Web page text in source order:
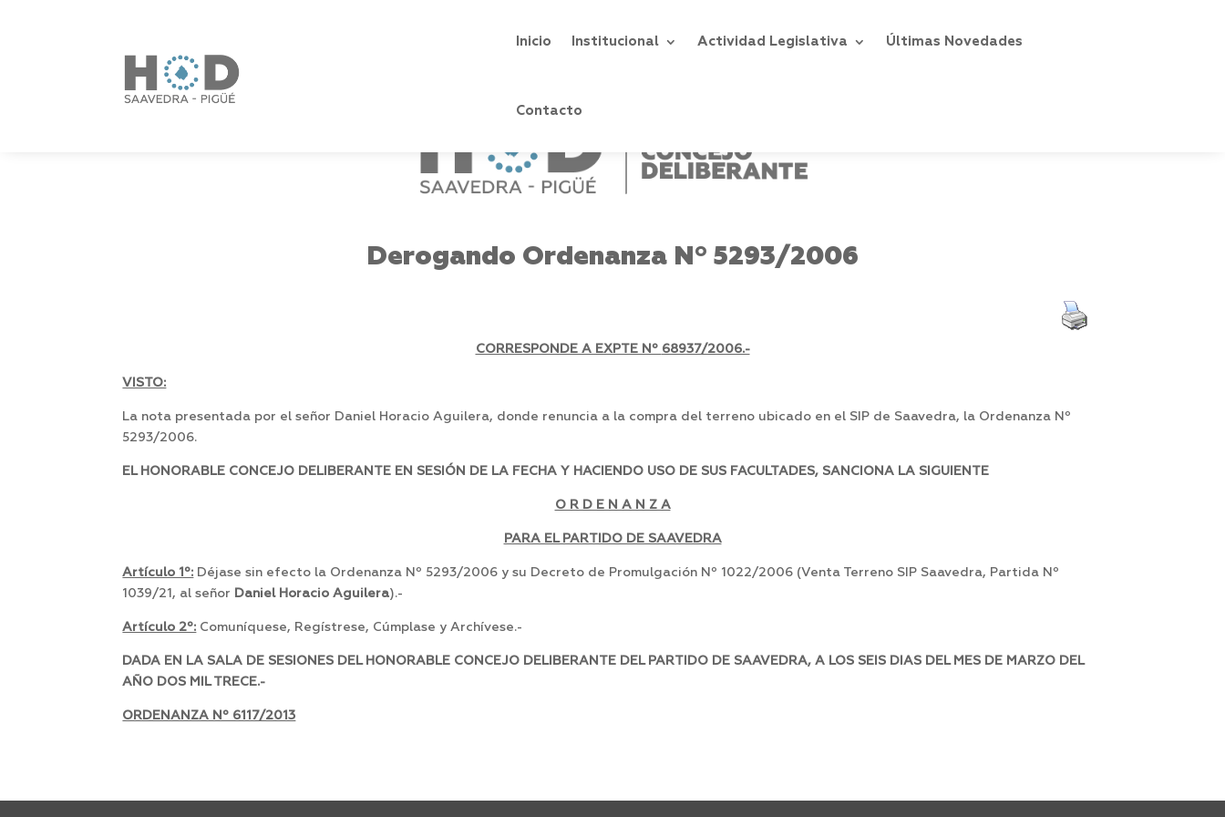
Inicio Institucional Actividad Legislativa Últimas Novedades
Contacto
Derogando Ordenanza Nº 5293/2006
CORRESPONDE A EXPTE Nº 68937/2006.-
VISTO:
La nota presentada por el señor Daniel Horacio Aguilera, donde renuncia a la compra del terreno ubicado en el SIP de Saavedra, la Ordenanza Nº
5293/2006.
EL HONORABLE CONCEJO DELIBERANTE EN SESIÓN DE LA FECHA Y HACIENDO USO DE SUS FACULTADES, SANCIONA LA SIGUIENTE
O R D E N A N Z A
PARA EL PARTIDO DE SAAVEDRA
Artículo 1º: Déjase sin efecto la Ordenanza Nº 5293/2006 y su Decreto de Promulgación Nº 1022/2006 (Venta Terreno SIP Saavedra, Partida Nº
1039/21, al señor Daniel Horacio Aguilera).-
Artículo 2º: Comuníquese, Regístrese, Cúmplase y Archívese.-
DADA EN LA SALA DE SESIONES DEL HONORABLE CONCEJO DELIBERANTE DEL PARTIDO DE SAAVEDRA, A LOS SEIS DIAS DEL MES DE MARZO DEL
AÑO DOS MIL TRECE.-
ORDENANZA Nº 6117/2013